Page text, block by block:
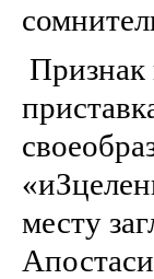
Признак
месту